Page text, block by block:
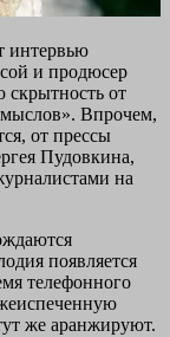
интервью
и продюсер
от
Впрочем,
от прессы
Пудовкина,
на
появляется
телефонного
же аранжируют.